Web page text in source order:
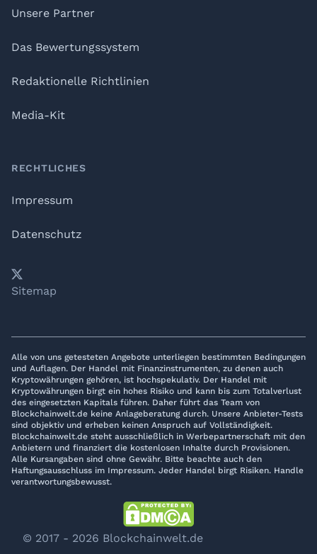
Unsere Partner
Das Bewertungssystem
Redaktionelle Richtlinien
Media-Kit
RECHTLICHES
Impressum
Datenschutz
YouTube
𝕏LinkedIn
Telegram
Sitemap
Alle von uns getesteten Angebote unterliegen bestimmten Bedingungen
und Auflagen. Der Handel mit Finanzinstrumenten, zu denen auch
Kryptowährungen gehören, ist hochspekulativ. Der Handel mit
Kryptowährungen birgt ein hohes Risiko und kann bis zum Totalverlust
des eingesetzten Kapitals führen. Daher führt das Team von
Blockchainwelt.de keine Anlageberatung durch. Unsere Anbieter-Tests
sind objektiv und erheben keinen Anspruch auf Vollständigkeit.
Blockchainwelt.de steht ausschließlich in Werbepartnerschaft mit den
Anbietern und finanziert die kostenlosen Inhalte durch Provisionen.
Alle Kursangaben sind ohne Gewähr. Bitte beachte auch den
Haftungsausschluss im Impressum. Jeder Handel birgt Risiken. Handle
verantwortungsbewusst.
© 2017 - 2026 Blockchainwelt.de